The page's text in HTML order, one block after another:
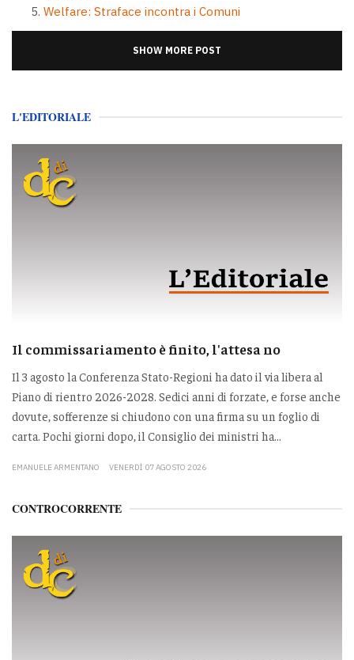
Welfare: Straface incontra i Comuni
SHOW MORE POST
L'EDITORIALE
Il commissariamento è finito, l'attesa no
Il 3 agosto la Conferenza Stato-Regioni ha dato il via libera al
Piano di rientro 2026-2028. Sedici anni di forzate, e forse anche
dovute, sofferenze si chiudono con una firma su un foglio di
carta. Pochi giorni dopo, il Consiglio dei ministri ha...
EMANUELE ARMENTANO VENERDÌ 07 AGOSTO 2026
CONTROCORRENTE